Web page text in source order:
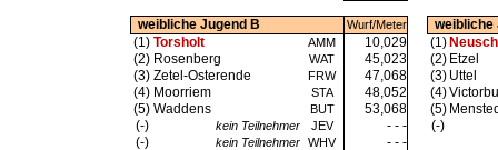
weibliche Jugend B Wurf/Meter
weibliche
(1) Torsholt AMM 10,029 (1)
(2) Rosenberg WAT 45,023 (2) Etzel
(3) Zetel-Osterende FRW 47,068 (3) Uttel
(4) Moorriem STA 48,052 (4)
(5) Waddens BUT 53,068 (5)
(-)
kein Teilnehmer JEV - - -
(-)
(-)
kein Teilnehmer WHV - - -